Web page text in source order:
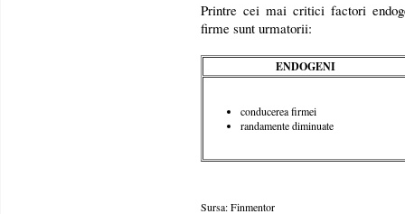
Printre cei mai critici factori
firme sunt urmatorii:
ENDOGENI
conducerea firmei
randamente diminuate
Sursa: Finmentor